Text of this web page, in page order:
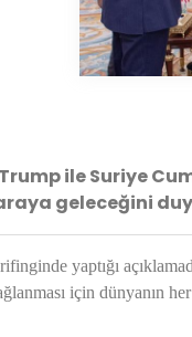
ile Suriye
geleceğini
yaptığı
için dünyanın